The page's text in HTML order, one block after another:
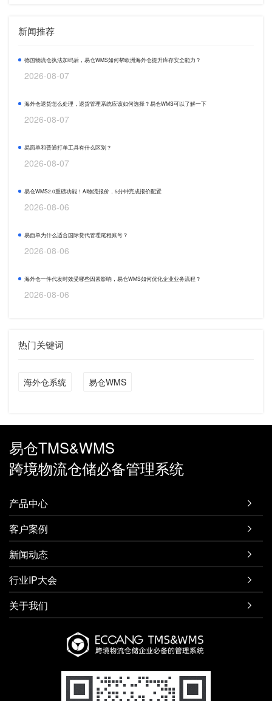
新闻推荐
德国物流仓执法加码后，易仓WMS如何帮欧洲海外仓提升库存安全能力？
2026-08-07
海外仓退货怎么处理，退货管理系统应该如何选择？易仓WMS可以了解一下
2026-08-07
易面单和普通打单工具有什么区别？
2026-08-07
易仓WMS2.0重磅功能！AI物流报价，5分钟完成报价配置
2026-08-06
易面单为什么适合国际货代管理尾程账号？
2026-08-06
海外仓一件代发时效受哪些因素影响，易仓WMS如何优化企业业务流程？
2026-08-06
热门关键词
海外仓系统 易仓WMS
易仓TMS&WMS
跨境物流仓储必备管理系统
产品中心 
客户案例 
新闻动态 
行业IP大会 
关于我们 